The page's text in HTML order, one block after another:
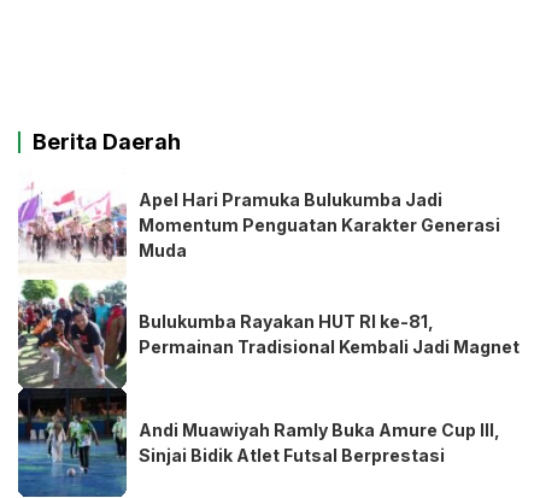
Berita Daerah
Apel Hari Pramuka Bulukumba Jadi
Momentum Penguatan Karakter Generasi
Muda
Bulukumba Rayakan HUT RI ke-81,
Permainan Tradisional Kembali Jadi Magnet
Andi Muawiyah Ramly Buka Amure Cup III,
Sinjai Bidik Atlet Futsal Berprestasi